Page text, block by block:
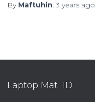
By Maftuhin, 3 years ago
Laptop Mati ID